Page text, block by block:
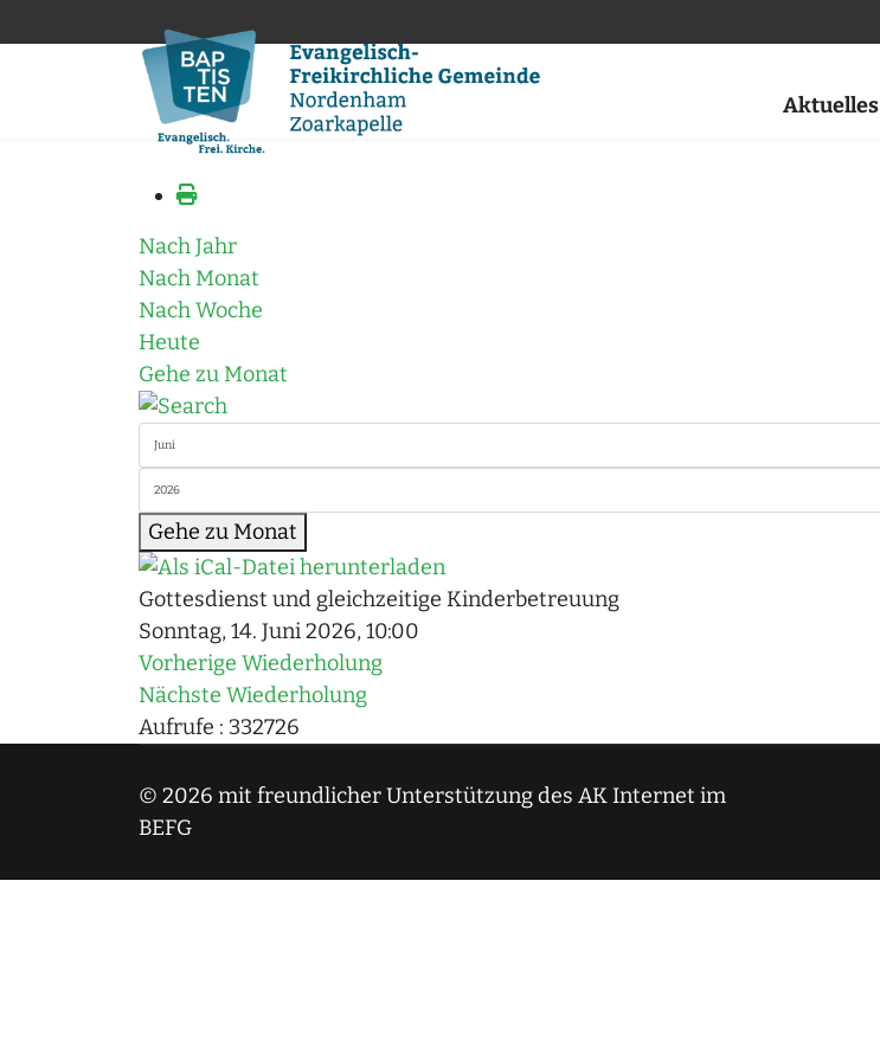
Aktuelles
Nach Jahr
Nach Monat
Nach Woche
Heute
Gehe zu Monat
Gehe zu Monat
Gottesdienst und gleichzeitige Kinderbetreuung
Sonntag, 14. Juni 2026, 10:00
Vorherige Wiederholung
Nächste Wiederholung
Aufrufe : 332726
© 2026 mit freundlicher Unterstützung des AK Internet im
BEFG